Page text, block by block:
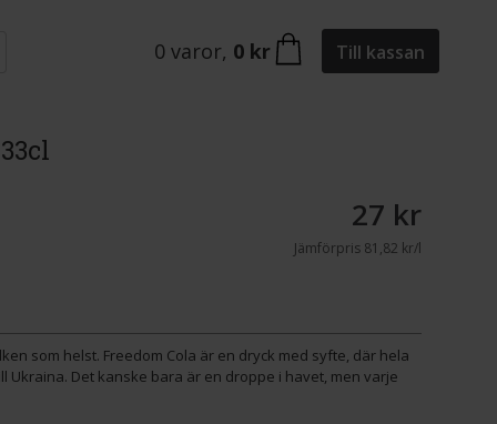
0 varor, 0 kr Till kassan
27 kr
Jämförpris81,82 kr/l
som helst. Freedom Cola är en dryck med syfte, där hela
Ukraina. Det kanske bara är en droppe i havet, men varje